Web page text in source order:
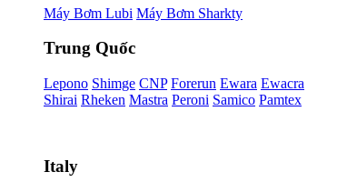
Máy Bơm Lubi Máy Bơm Sharkty
Trung Quốc
Lepono Shimge CNP Forerun Ewara Ewacra
Shirai Rheken Mastra Peroni Samico Pamtex
Italy